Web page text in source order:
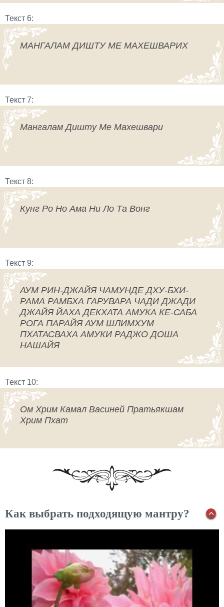
Текст 6:
МАНГАЛАМ ДИШТУ МЕ МАХЕШВАРИХ
Текст 7:
Мангалам Дишту Ме Махешвари
Текст 8:
Кунг Ро Но Ама Ни Ло Та Вонг
Текст 9:
АУМ РИН-ДЖАЙЯ ЧАМУНДЕ ДХУ-БХИ-
РАМА РАМБХА ГАРУВАРА ЧАДИ ДЖАДИ
ДЖАЙЯ ЙАХА ДЕКХАТА АМУКА КЕ-САБА
РОГА ПАРАЙЯ АУМ ШЛИМХУМ
ПХАТАСВАХА АМУКИ РАДЖО ДОША
НАШАЙЯ
Текст 10:
Ом Хрим Камал Васиней Пратьякшам
Хрим Пхат
Как выбрать подходящую мантру?